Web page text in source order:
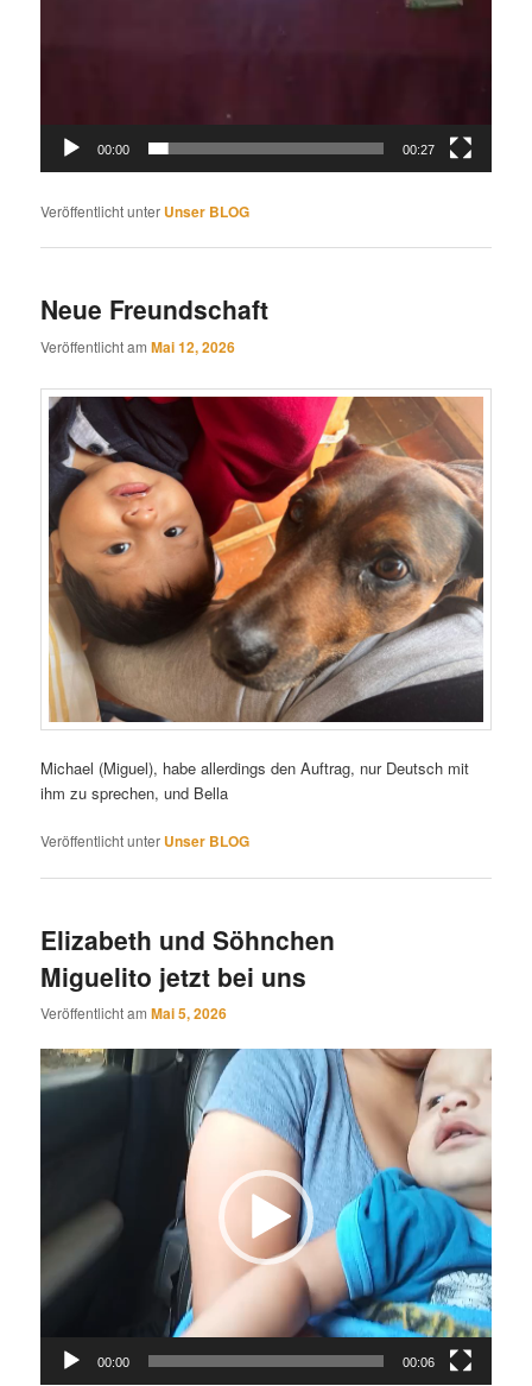
00:00 00:27
Veröffentlicht unter Unser BLOG
Neue Freundschaft
Veröffentlicht amMai 12, 2026
Michael (Miguel), habe allerdings den Auftrag, nur Deutsch mit
ihm zu sprechen, und Bella
Veröffentlicht unter Unser BLOG
Elizabeth und Söhnchen
Miguelito jetzt bei uns
Veröffentlicht amMai 5, 2026
Video-
Player
00:00 00:06